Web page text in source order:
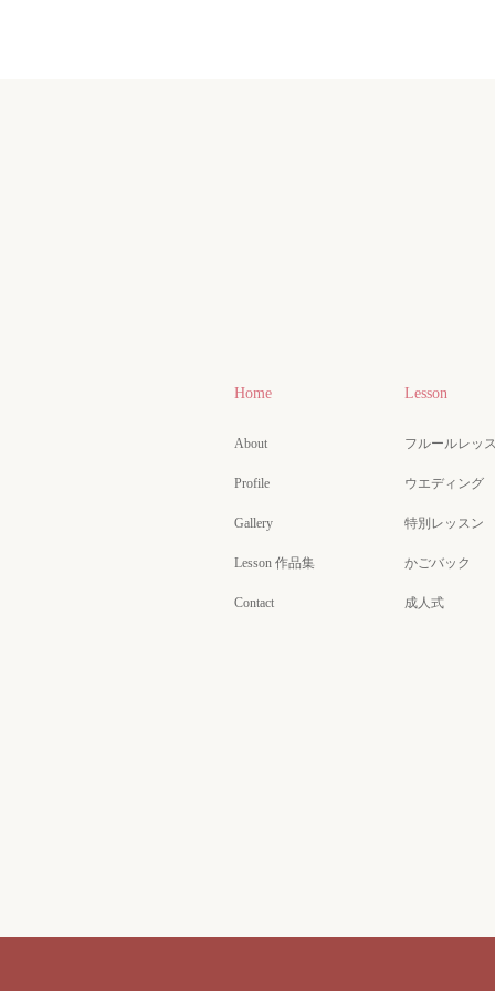
Home
About
Profile
Gallery
Lesson 作品集
Contact
Lesson
フルールレッ
ウエディング
特別レッスン
かごバック
成人式